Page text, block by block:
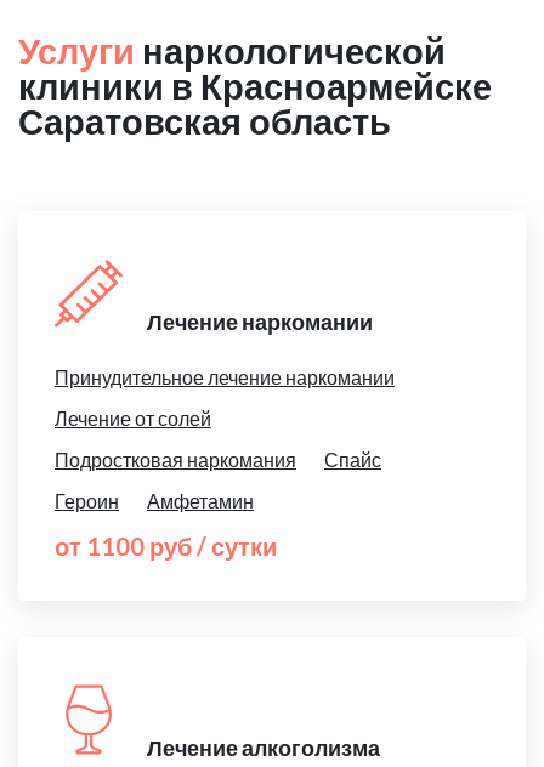
Услуги наркологической
клиники в Красноармейске
Саратовская область
Лечение наркомании
Принудительное лечение наркомании
Лечение от солей
Подростковая наркомания
Спайс
Героин
Амфетамин
от 1100 руб / сутки
Лечение алкоголизма